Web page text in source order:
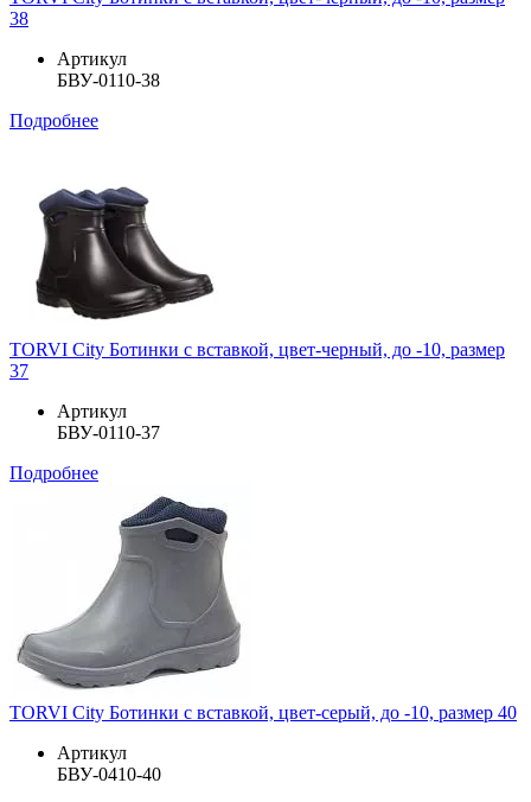
38
Артикул
БВУ-0110-38
Подробнее
TORVI City Ботинки с вставкой, цвет-черный, до -10, размер
37
Артикул
БВУ-0110-37
Подробнее
TORVI City Ботинки с вставкой, цвет-серый, до -10, размер 40
Артикул
БВУ-0410-40